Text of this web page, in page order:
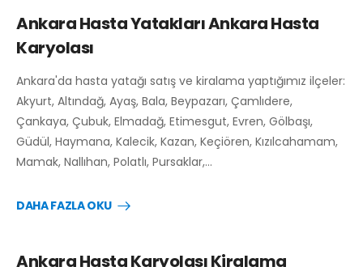
Ankara Hasta Yatakları Ankara Hasta
Karyolası
Ankara'da hasta yatağı satış ve kiralama yaptığımız ilçeler:
Akyurt, Altındağ, Ayaş, Bala, Beypazarı, Çamlıdere,
Çankaya, Çubuk, Elmadağ, Etimesgut, Evren, Gölbaşı,
Güdül, Haymana, Kalecik, Kazan, Keçiören, Kızılcahamam,
Mamak, Nallıhan, Polatlı, Pursaklar,…
DAHA FAZLA OKU
Ankara Hasta Karyolası Kiralama